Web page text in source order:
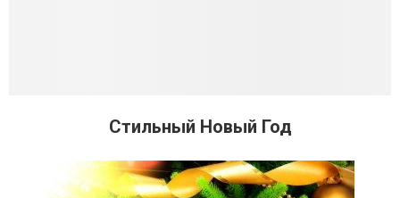
Стильный Новый Год